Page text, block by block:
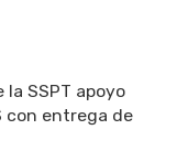
SSPT apoyo
con entrega de